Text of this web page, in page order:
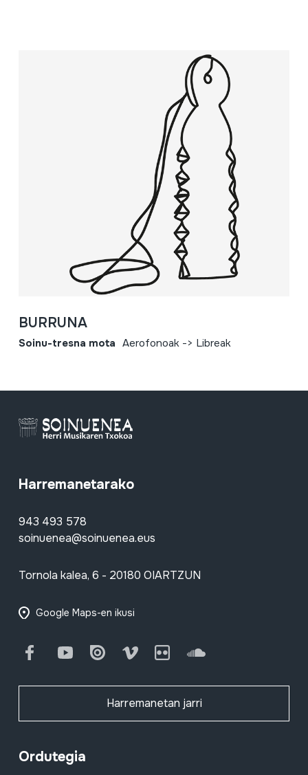
BURRUNA
Soinu-tresna mota Aerofonoak -> Libreak
Harremanetarako
943 493 578
soinuenea@soinuenea.eus
Tornola kalea, 6 - 20180 OIARTZUN
Google Maps-en ikusi
FacebookYoutube Issuu Vimeo Flickr SoundCloud
Harremanetan jarri
Ordutegia